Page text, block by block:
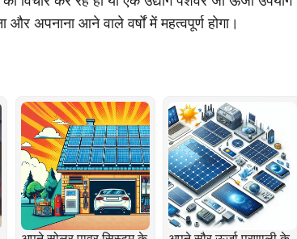
अपनाना आने वाले वर्षों में महत्वपूर्ण होगा।